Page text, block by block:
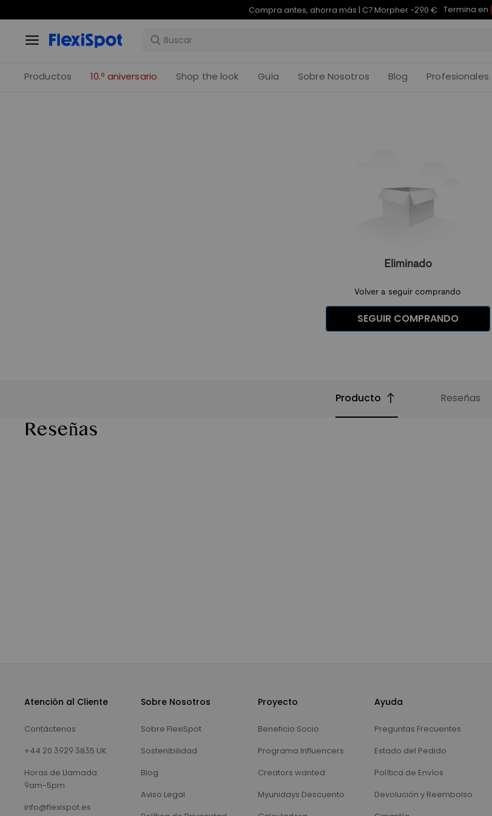
Compra antes, ahorra más | C7 Morpher -290 € Termina en
Productos 10.º aniversario Shop the look Guía Sobre Nosotros Blog Profesionales
Eliminado
Volver a seguir comprando
SEGUIR COMPRANDO
Producto Reseñas
Reseñas
Atención al Cliente
Contáctenos
+44 20 3929 3835 UK
Horas de Llamada:
9am-5pm
info@flexispot.es
Sobre Nosotros
Sobre FlexiSpot
Sostenibilidad
Blog
Aviso Legal
Proyecto
Beneficio Socio
Programa Influencers
Creators wanted
Myunidays Descuento
Ayuda
Preguntas Frecuentes
Estado del Pedido
Política de Envíos
Devolución y Reembolso